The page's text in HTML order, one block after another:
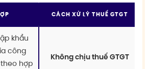
CÁCH XỬ LÝ THUẾ GTGT
khẩu
công
hợp
Không chịu thuế GTGT